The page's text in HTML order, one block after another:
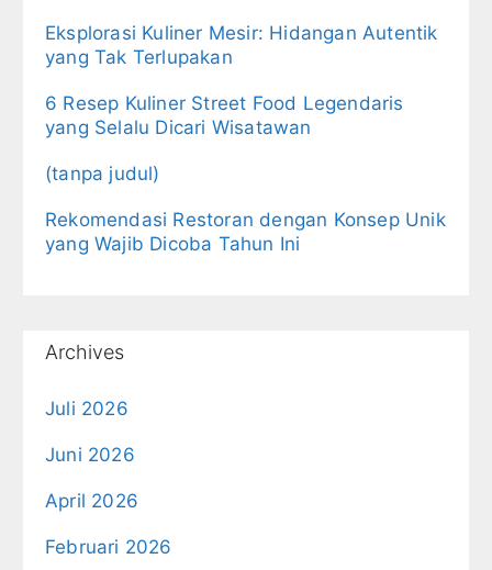
Eksplorasi Kuliner Mesir: Hidangan Autentik
yang Tak Terlupakan
6 Resep Kuliner Street Food Legendaris
yang Selalu Dicari Wisatawan
(tanpa judul)
Rekomendasi Restoran dengan Konsep Unik
yang Wajib Dicoba Tahun Ini
Archives
Juli 2026
Juni 2026
April 2026
Februari 2026